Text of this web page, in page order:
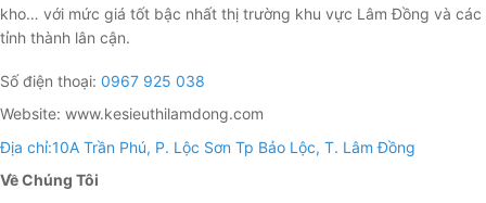
kho… với mức giá tốt bậc nhất thị trường khu vực Lâm Đồng và các
tỉnh thành lân cận.
Số điện thoại: 0967 925 038
Website: www.kesieuthilamdong.com
Địa chỉ:10A Trần Phú, P. Lộc Sơn Tp Bảo Lộc, T. Lâm Đồng
Về Chúng Tôi